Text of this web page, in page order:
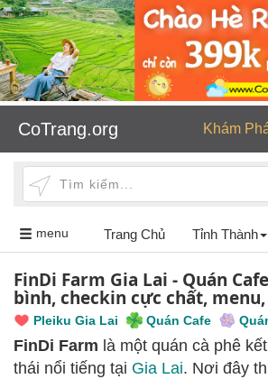
CoTrang.org Khám
menu Toggle
navigation
Trang Chủ Tỉnh Thành
FinDi Farm Gia Lai - Quán
bình, checkin cực chất,
Pleiku Gia Lai Quán Cafe
FinDi Farm là một quán cà phê
thái nổi tiếng tại Gia Lai. Nơi đây